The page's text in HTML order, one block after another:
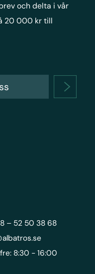
och delta i vår
20 000 kr till
– 52 50 38 68
8:30 - 16:00